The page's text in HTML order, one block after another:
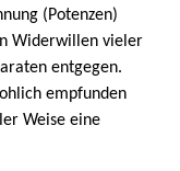
(Potenzen)
Widerwillen vieler
entgegen.
empfunden
Weise eine